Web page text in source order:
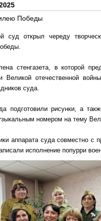
Победы
суд открыл череду
стенгазета, в которой
Великой отечественной
суда.
подготовили рисунки, а
номером на тему
аппарата суда совместно с
исполнение попурри